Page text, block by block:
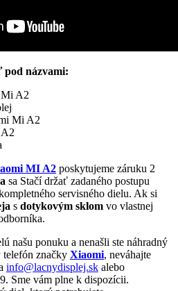
pod názvami:
A2
Mi A2
MI A2 poskytujeme záruku 2
sa Stačí držať zadaného postupu
servisného dielu. Ak si
s dotykovým sklom vo vlastnej
našu ponuku a nenašli ste náhradný
značky Xiaomi, neváhajte
info@lacnydisplej.sk alebo
Sme vám plne k dispozícii.